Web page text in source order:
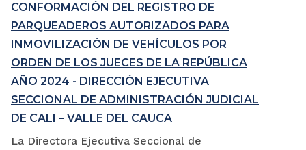
CONFORMACIÓN DEL REGISTRO DE
PARQUEADEROS AUTORIZADOS PARA
INMOVILIZACIÓN DE VEHÍCULOS POR
ORDEN DE LOS JUECES DE LA REPÚBLICA
AÑO 2024 - DIRECCIÓN EJECUTIVA
SECCIONAL DE ADMINISTRACIÓN JUDICIAL
DE CALI – VALLE DEL CAUCA
La Directora Ejecutiva Seccional de